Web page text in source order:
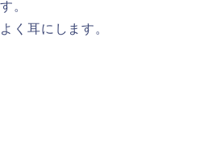
。
く耳にします。